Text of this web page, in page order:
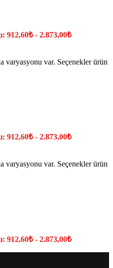
912,60₺ - 2.873,00₺
varyasyonu var. Seçenekler ürün
912,60₺ - 2.873,00₺
varyasyonu var. Seçenekler ürün
912,60₺ - 2.873,00₺